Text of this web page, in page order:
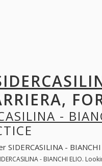
-
-
- BIANCHI ELIO.